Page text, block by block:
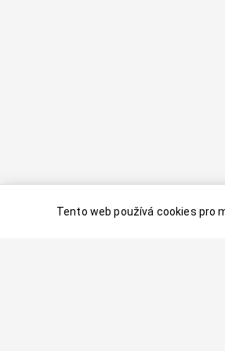
Tento web používá cookies pro